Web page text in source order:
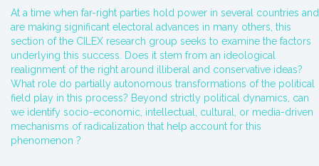
At a time when far-right parties hold power in several countries and
are making significant electoral advances in many others, this
section of the CILEX research group seeks to examine the factors
underlying this success. Does it stem from an ideological
realignment of the right around illiberal and conservative ideas?
What role do partially autonomous transformations of the political
field play in this process? Beyond strictly political dynamics, can
we identify socio-economic, intellectual, cultural, or media-driven
mechanisms of radicalization that help account for this
phenomenon ?